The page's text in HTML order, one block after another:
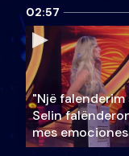
02:57
"Një
Selin
mes